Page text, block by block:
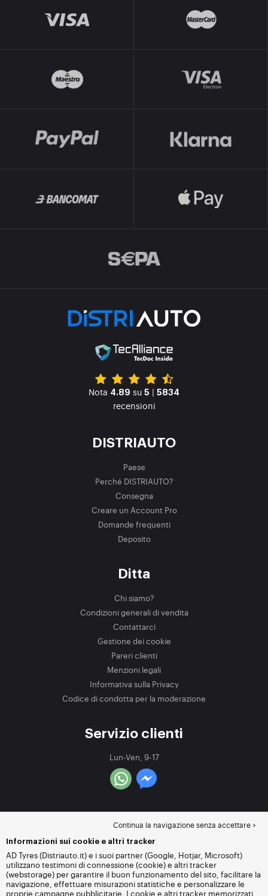
Nota 4.89 su 5 | 5834
recensioni
DISTRIAUTO
Paese
Perché DISTRIAUTO?
Consegna
Creare un Account Pro
Domande frequenti
Deposito
Ditta
Chi siamo?
Condizioni generali di vendita
Contattarci
Gestione dei cookie
Pareri clienti
Menzioni legali
Informativa sulla Privacy
Codice di condotta per la moderazione
Servizio clienti
Lun-Ven, 9-17
Continua la navigazione senza accettare >
Informazioni sui cookie e altri tracker
AD Tyres (Distriauto.it) e i suoi partner (Google, Hotjar, Microsoft)
utilizzano testimoni di connessione (cookie) e altri tracker
(webstorage) per garantire il buon funzionamento del sito, facilitare la
navigazione, effettuare misurazioni statistiche e personalizzare le
proprie campagne pubblicitarie. I cookie e altri tracker memorizzati